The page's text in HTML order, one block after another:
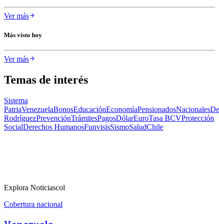
Ver más
Más visto hoy
Ver más
Temas de interés
Sistema
PatriaVenezuelaBonosEducaciónEconomíaPensionadosNacionales
RodríguezPrevenciónTrámitesPagosDólarEuroTasa BCVProtección
SocialDerechos HumanosFunvisisSismoSaludChile
Explora Noticiascol
Cobertura nacional